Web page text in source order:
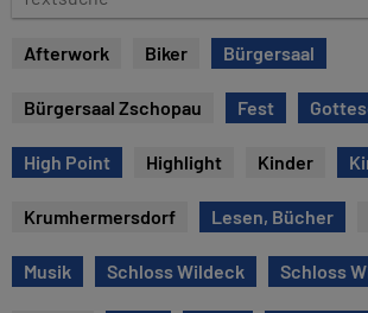
e
c
Afterwork Biker Bürgersaal
Bürgersaal Zschopau Fest
High Point Highlight Kinder
Krumhermersdorf Lesen, Bücher
Musik Schloss Wildeck Schloss